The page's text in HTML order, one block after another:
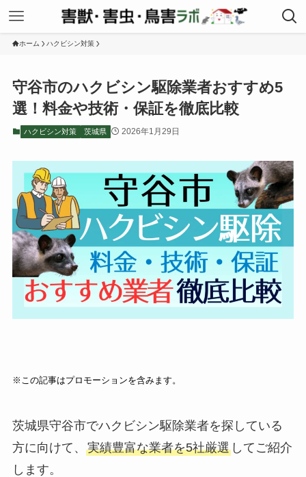
ホーム ハクビシン対策
守谷市のハクビシン駆除業者おすすめ5
選！料金や技術・保証を徹底比較
ハクビシン対策 茨城県 2026年1月29日
※この記事はプロモーションを含みます。
茨城県守谷市でハクビシン駆除業者を探している
方に向けて、 実績豊富な業者を5社厳選してご紹介
します。